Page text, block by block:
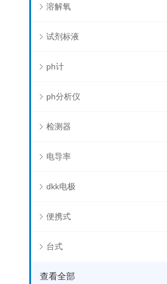
溶解氧
试剂标液
ph计
ph分析仪
检测器
电导率
dkk电极
便携式
台式
查看全部